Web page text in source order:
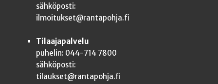
sähköposti:
ilmoitukset@rantapohja.fi
Tilaajapalvelu
puhelin: 044-714 7800
sähköposti:
tilaukset@rantapohja.fi